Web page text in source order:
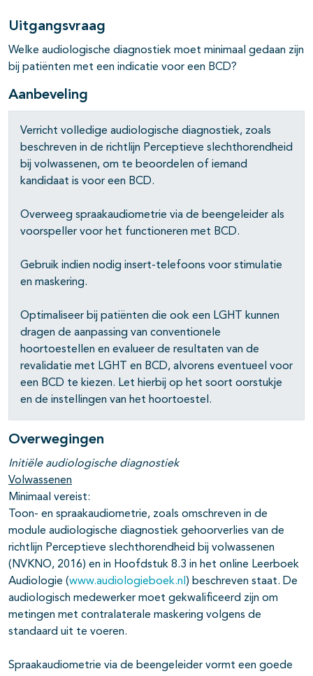
Uitgangsvraag
Welke audiologische diagnostiek moet minimaal gedaan zijn
bij patiënten met een indicatie voor een BCD?
Aanbeveling
Verricht volledige audiologische diagnostiek, zoals
beschreven in de richtlijn Perceptieve slechthorendheid
bij volwassenen, om te beoordelen of iemand
kandidaat is voor een BCD.
Overweeg spraakaudiometrie via de beengeleider als
voorspeller voor het functioneren met BCD.
Gebruik indien nodig insert-telefoons voor stimulatie
en maskering.
Optimaliseer bij patiënten die ook een LGHT kunnen
dragen de aanpassing van conventionele
hoortoestellen en evalueer de resultaten van de
revalidatie met LGHT en BCD, alvorens eventueel voor
een BCD te kiezen. Let hierbij op het soort oorstukje
en de instellingen van het hoortoestel.
Overwegingen
Initiële audiologische diagnostiek
Volwassenen
Minimaal vereist:
Toon- en spraakaudiometrie, zoals omschreven in de
module audiologische diagnostiek gehoorverlies van de
richtlijn Perceptieve slechthorendheid bij volwassenen
(NVKNO, 2016) en in Hoofdstuk 8.3 in het online Leerboek
Audiologie (www.audiologieboek.nl ) beschreven staat. De
audiologisch medewerker moet gekwalificeerd zijn om
metingen met contralaterale maskering volgens de
standaard uit te voeren.
Spraakaudiometrie via de beengeleider vormt een goede